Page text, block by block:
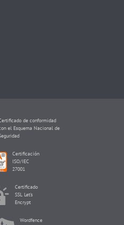
de conformidad
el Esquema Nacional de
Certificación
ISO/IEC
27001
Certificado
SSL Let's
Encrypt
Wordfence